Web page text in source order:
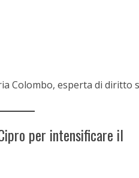
Colombo, esperta di diritto
per intensificare il